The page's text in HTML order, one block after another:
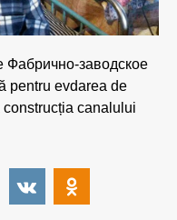
Фабрично-заводское
pentru evdarea de
canalului